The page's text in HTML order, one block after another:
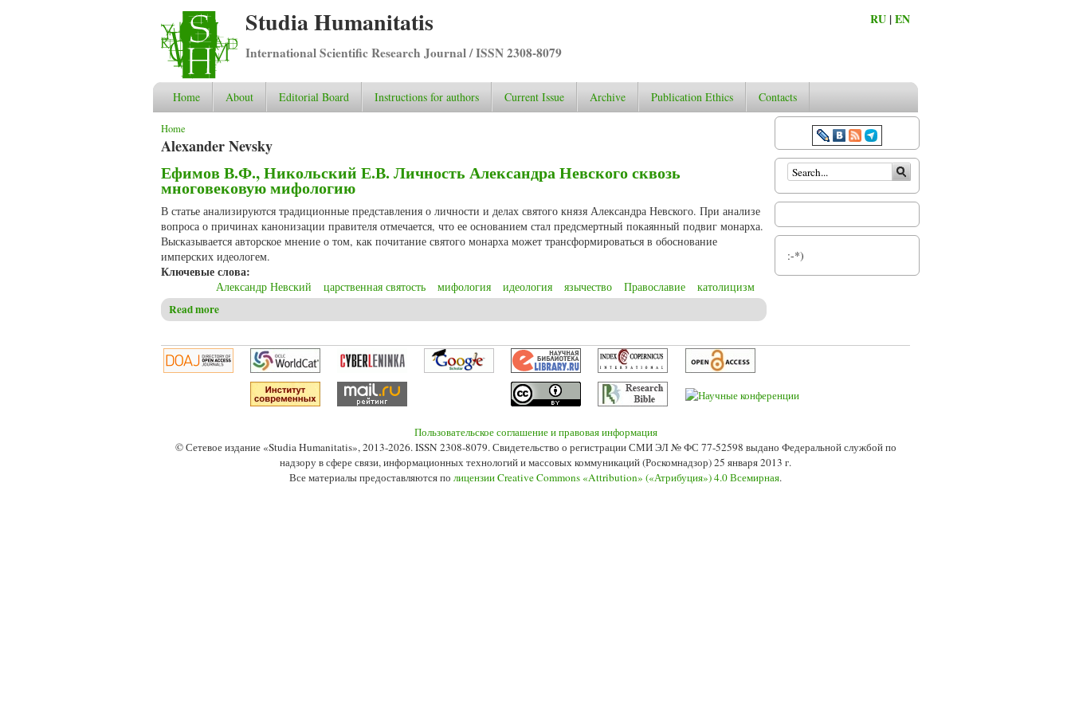
Studia Humanitatis
International Scientific Research Journal / ISSN 2308-8079
RU |EN
Home About Editorial Board Instructions for authors Current Issue Archive Publication Ethics Contacts
You are here
Home
Alexander Nevsky
Ефимов В.Ф., Никольский Е.В. Личность Александра Невского сквозь
многовековую мифологию
В статье анализируются традиционные представления о личности и делах святого князя Александра Невского. При анализе
вопроса о причинах канонизации правителя отмечается, что ее основанием стал предсмертный покаянный подвиг монарха.
Высказывается авторское мнение о том, как почитание святого монарха может трансформироваться в обоснование
имперских идеологем.
Ключевые слова:
Александр Невский царственная святость мифология идеология язычество Православие католицизм
Read more
Search form
:-*)
Пользовательское соглашение и правовая информация
© Сетевое издание «Studia Humanitatis», 2013-2026. ISSN 2308-8079. Свидетельство о регистрации СМИ ЭЛ № ФС 77-52598 выдано Федеральной службой по
надзору в сфере связи, информационных технологий и массовых коммуникаций (Роскомнадзор) 25 января 2013 г.
Все материалы предоставляются по лицензии Creative Commons «Attribution» («Атрибуция») 4.0 Всемирная.